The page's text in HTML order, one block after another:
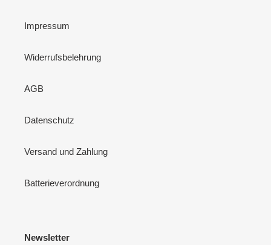
Impressum
Widerrufsbelehrung
AGB
Datenschutz
Versand und Zahlung
Batterieverordnung
Newsletter